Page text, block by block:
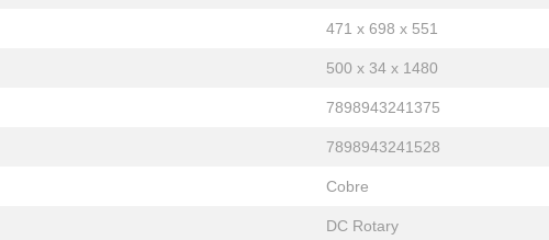
471 x 698 x 551
500 x 34 x 1480
7898943241375
7898943241528
Cobre
DC Rotary